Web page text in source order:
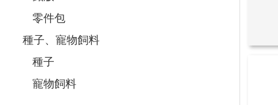
零件包
種子、寵物飼料
種子
寵物飼料